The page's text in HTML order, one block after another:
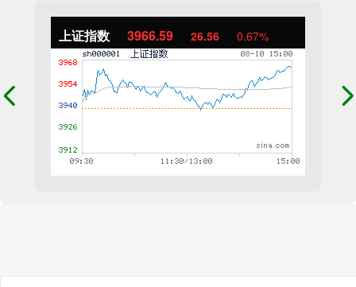
上证指数 3966.59 26.56 0.67%